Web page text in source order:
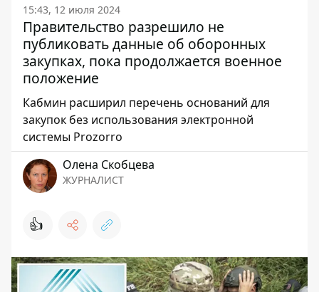
15:43, 12 июля 2024
Правительство разрешило не
публиковать данные об оборонных
закупках, пока продолжается военное
положение
Кабмин расширил перечень оснований для
закупок без использования электронной
системы Prozorro
Олена Скобцева
ЖУРНАЛИСТ
👍